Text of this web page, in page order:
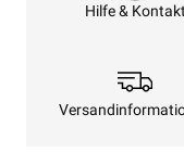
Hilfe & Kontakt